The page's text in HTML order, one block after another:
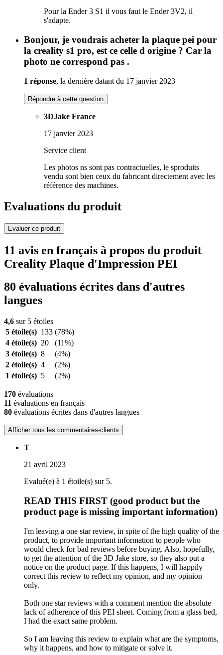
Pour la Ender 3 S1 il vous faut le Ender 3V2, il
s'adapte.
Bonjour, je voudrais acheter la plaque pei pour
la creality s1 pro, est ce celle d origine ? Car la
photo ne correspond pas .
1 réponse, la dernière datant du 17 janvier 2023
Répondre à cette question
3DJake France
17 janvier 2023
Service client
Les photos ns sont pas contractuelles, le sproduits
vendu sont bien ceux du fabricant directement avec les
référence des machines.
Evaluations du produit
Evaluer ce produit
11 avis en français à propos du produit
Creality Plaque d'Impression PEI
80 évaluations écrites dans d'autres
langues
4,6 sur 5 étoiles
5 étoile(s) 133 (78%)
4 étoile(s) 20
(11%)
3 étoile(s) 8
(4%)
2 étoile(s) 4
(2%)
1 étoile(s) 5 (2%)
170 évaluations
11 évaluations en français
80 évaluations écrites dans d'autres langues
Afficher tous les commentaires-clients
T
21 avril 2023
Evalué(e) à 1 étoile(s) sur 5.
READ THIS FIRST (good product but the
product page is missing important information)
I'm leaving a one star review, in spite of the high quality of the
product, to provide important information to people who
would check for bad reviews before buying. Also, hopefully,
to get the attention of the 3D Jake store, so they also put a
notice on the product page. If this happens, I will happily
correct this review to reflect my opinion, and my opinion
only.
Both one star reviews with a comment mention the absolute
lack of adherence of this PEI sheet. Coming from a glass bed,
I had the exact same problem.
So I am leaving this review to explain what are the symptoms,
why it happens, and how to mitigate or solve it.